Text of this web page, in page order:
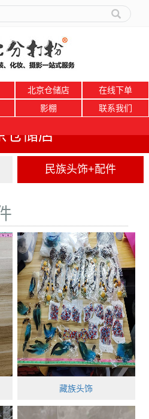
北京仓储店
在线下单
影棚
联系我们
仓储店
民族头饰+配件
藏族头饰